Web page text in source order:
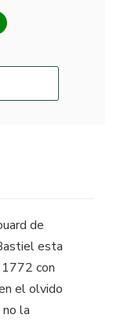
de
esta
1772 con
el olvido
la